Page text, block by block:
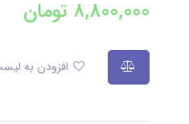
8,800,000 تومان